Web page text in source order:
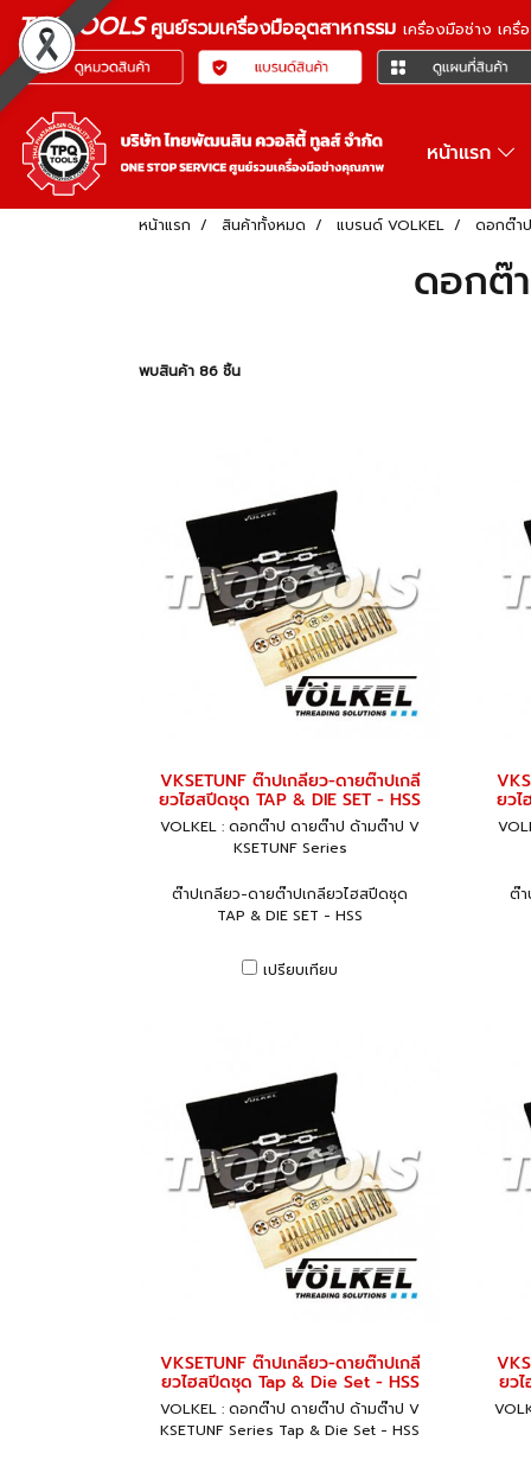
TPQTOOLSศูนย์รวมเครื่องมืออุตสาหกรรม เครื่องมือช่าง เค
หน้าแรก
หน้าแรก สินค้าทั้งหมด แบรนด์ VOLKEL ดอกต๊า
ดอกต๊
พบสินค้า 86 ชิ้น
VKSETUNF ต๊าปเกลียว-ดายต๊าปเกลี
ยวไฮสปีดชุด TAP & DIE SET - HSS
VOLKEL : ดอกต๊าป ดายต๊าป ด้ามต๊าป V
KSETUNF Series
ต๊าปเกลียว-ดายต๊าปเกลียวไฮสปีดชุด
TAP & DIE SET - HSS
เปรียบเทียบ
ยวไ
ต๊า
VKSETUNF ต๊าปเกลียว-ดายต๊าปเกลี
ยวไฮสปีดชุด Tap & Die Set - HSS
VOLKEL : ดอกต๊าป ดายต๊าป ด้ามต๊าป V
KSETUNF Series Tap & Die Set - HSS
ยว